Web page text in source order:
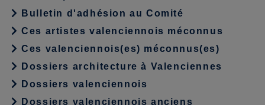
Bulletin d'adhésion au Comité
Ces artistes valenciennois méconnus
Ces valenciennois(es) méconnus(es)
Dossiers architecture à Valenciennes
Dossiers valenciennois
Dossiers valenciennois anciens